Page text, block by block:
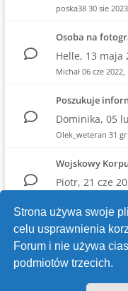
Strona używa swoje
celu usprawnienia
Forum i nie używa
podmiotów trzecich.
poska38 30 sie
Osoba na
Helle, 13 maja
Michał 06 cze 2022,
Poszukuje
Dominika, 05
Olek_weteran 31
Wojskowy
Piotr, 21 cze
Wróć do wykazu